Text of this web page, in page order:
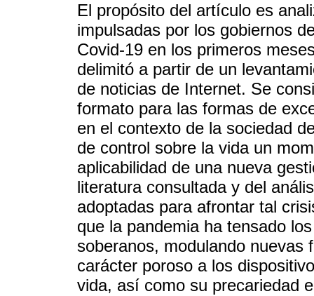
El propósito del artículo es
impulsadas por los gobiernos
Covid-19 en los primeros
delimitó a partir de un
de noticias de Internet. Se
formato para las formas de
en el contexto de la sociedad
de control sobre la vida un
aplicabilidad de una nueva
literatura consultada y del
adoptadas para afrontar tal
que la pandemia ha tensado
soberanos, modulando nuevas
carácter poroso a los
vida, así como su precariedad